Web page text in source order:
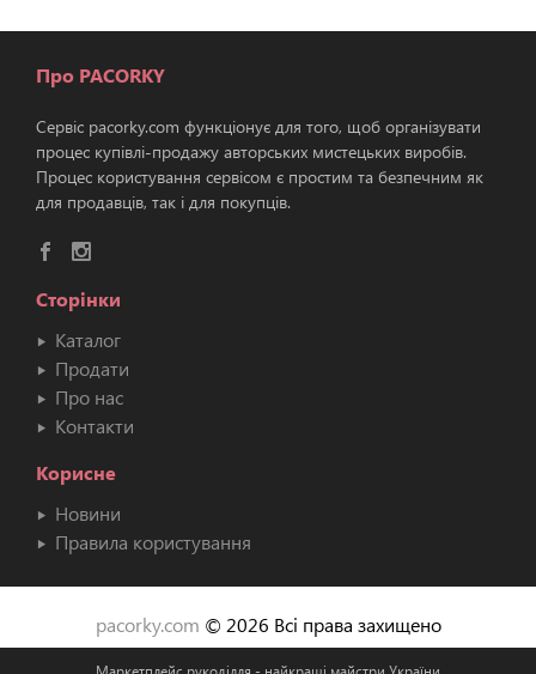
Про PACORKY
Сервіс pacorky.com функціонує для того, щоб організувати
процес купівлі-продажу авторських мистецьких виробів.
Процес користування сервісом є простим та безпечним як
для продавців, так і для покупців.
Сторінки
Каталог
Продати
Про нас
Контакти
Корисне
Новини
Правила користування
pacorky.com © 2026 Всі права захищено